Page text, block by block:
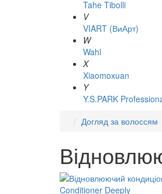
Tahe Tibolli
V
VIART (ВиАрт)
W
Wahl
X
Xiaomoxuan
Y
Y.S.PARK
Догляд за волоссям